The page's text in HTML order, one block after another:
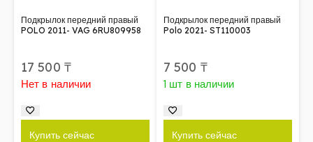
Подкрылок передний правый
POLO 2011- VAG 6RU809958
17 500 ₸
Нет в наличии
Купить сейчас
Подкрылок передний правый
Polo 2021- ST110003
7 500 ₸
1 шт в наличии
Купить сейчас